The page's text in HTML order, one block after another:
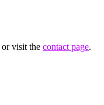
or visit the contact page.